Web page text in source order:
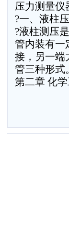
压力测量仪
?一、液柱
?液柱测压
管内装有一
接，另一端
管三种形式。
第二章 化